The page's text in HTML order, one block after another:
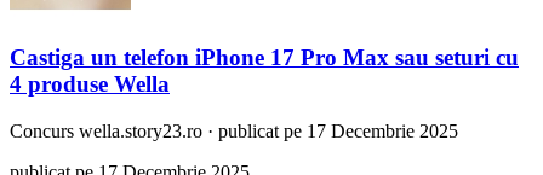
Castiga un telefon iPhone 17 Pro Max sau seturi cu
4 produse Wella
Concurs wella.story23.ro · publicat pe 17 Decembrie 2025